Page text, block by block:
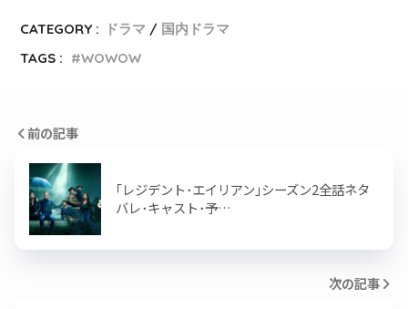
CATEGORY : ドラマ
国内ドラマ
TAGS :
WOWOW
前の記事
｢レジデント･エイリアン｣シーズン2全話ネタ
バレ･キャスト･予…
次の記事